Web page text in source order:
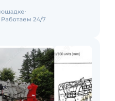
Работаем 24/7